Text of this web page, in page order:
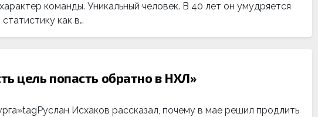
команды. Уникальный человек. В 40 лет он умудряется
как в…
цель попасть обратно в НХЛ»
Исхаков рассказал, почему в мае решил продлить